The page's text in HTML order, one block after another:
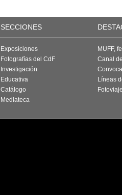
SECCIONES
Exposiciones
Fotografías del CdF
Investigación
Educativa
Catálogo
Mediateca
MUFF,
Canal
Líneas